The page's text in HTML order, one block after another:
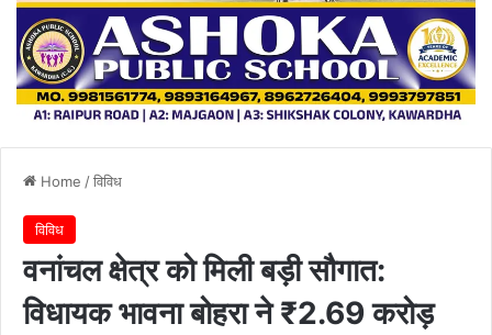
Home /विविध
विविध
वनांचल क्षेत्र को मिली बड़ी सौगात:
विधायक भावना बोहरा ने ₹2.69 करोड़